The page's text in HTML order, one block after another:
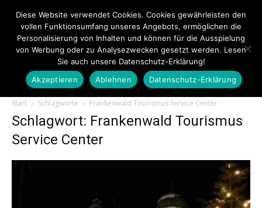
Touristiknews.de
Start Schlagworte Frankenwald Tourismus Service Center
Schlagwort: Frankenwald Tourismus
Service Center
Diese Website verwendet Cookies. Cookies gewährleisten den
vollen Funktionsumfang unseres Angebots, ermöglichen die
Personalisierung von Inhalten und können für die Ausspielung
von Werbung oder zu Analysezwecken gesetzt werden. Lesen
Sie auch unsere Datenschutz-Erklärung!
Akzeptieren
Ablehnen Datenschutz-Erklärung